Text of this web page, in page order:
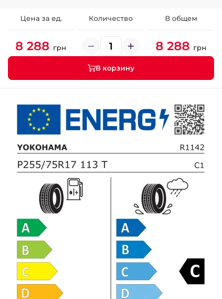
Цена за ед. Количество В общем
8 288 грн 8 288 грн
В корзину